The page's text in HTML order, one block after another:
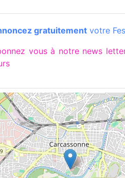
gratuitement votre
vous à notre news